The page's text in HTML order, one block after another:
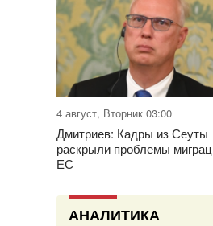
4 август, Вторник 03:00
Дмитриев: Кадры из Сеуты
раскрыли проблемы
ЕС
АНАЛИТИКА